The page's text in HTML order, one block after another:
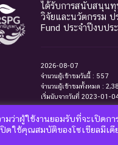
ะเด่นและภาพประกอบ ร
ได้รับการสนับสนุนทุ
วิจัยและนวัตกรรม ป
Fund ประจำปีงบป
2026-08-07
จำนวนผู้เข้าชมวันนี้ : 557
จำนวนผู้เข้าชมทั้งหมด :
เริ่มนับจากวันที่ 2023-01-
ว่าผู้ใช้งานยอมรับที่จะเปิดก
ดใช้คุณสมบัติของโซเชียลมีเ